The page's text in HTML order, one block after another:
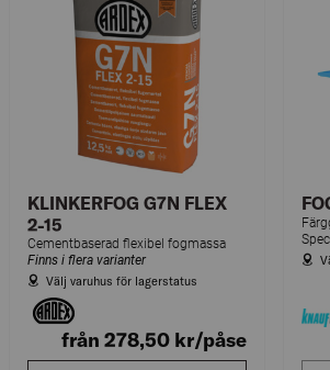
KLINKERFOG G7N FLEX
2-15
Cementbaserad flexibel fogmassa
Finns i flera varianter
Välj varuhus för lagerstatus
från 278,50 kr/påse